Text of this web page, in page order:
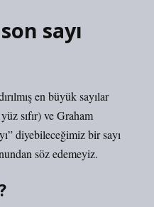
sayı
en büyük sayılar
sıfır) ve Graham
diyebileceğimiz bir sayı
söz edemeyiz.